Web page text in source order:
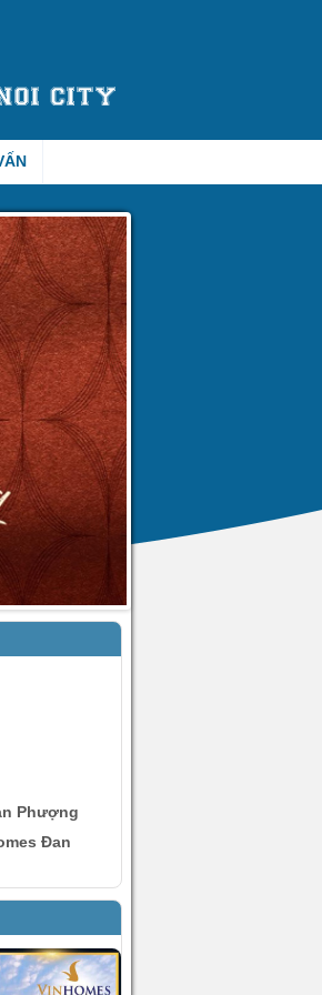
Phượng
Đan